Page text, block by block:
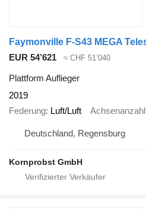
EUR 54’621 ≈ CHF 51’040
Plattform Auflieger
2019
Federung Luft/Luft Achsenanzahl
Deutschland, Regensburg
Kornprobst GmbH